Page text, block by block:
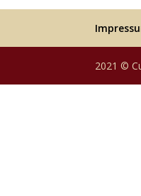
2021 ©